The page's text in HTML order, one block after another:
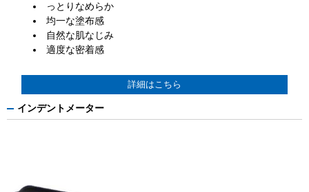
っとりなめらか
均一な塗布感
自然な肌なじみ
適度な密着感
詳細はこちら
インデントメーター